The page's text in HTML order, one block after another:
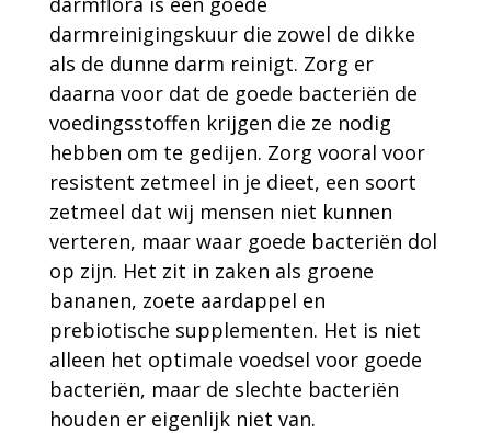
darmreinigingskuur die zowel de dikke
als de dunne darm reinigt. Zorg er
daarna voor dat de goede bacteriën de
voedingsstoffen krijgen die ze nodig
hebben om te gedijen. Zorg vooral voor
resistent zetmeel in je dieet, een soort
zetmeel dat wij mensen niet kunnen
verteren, maar waar goede bacteriën dol
op zijn. Het zit in zaken als groene
bananen, zoete aardappel en
prebiotische supplementen. Het is niet
alleen het optimale voedsel voor goede
bacteriën, maar de slechte bacteriën
houden er eigenlijk niet van.